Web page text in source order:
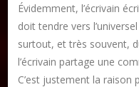
Évidemment, l’écrivain
doit tendre vers
surtout, et très souvent,
l’écrivain partage une
C’est justement la raison